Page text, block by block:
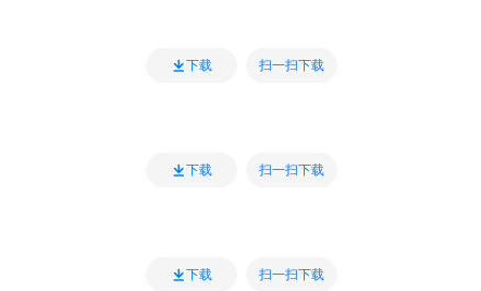
下载 扫一扫下载
下载 扫一扫下载
下载 扫一扫下载